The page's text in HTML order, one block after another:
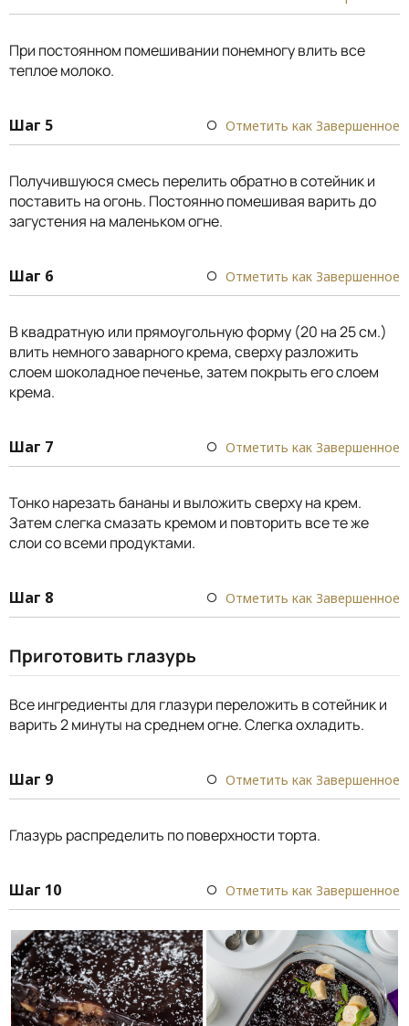
При постоянном помешивании понемногу влить все
теплое молоко.
Шаг 5 Отметить как Завершенное
Получившуюся смесь перелить обратно в сотейник и
поставить на огонь. Постоянно помешивая варить до
загустения на маленьком огне.
Шаг 6 Отметить как Завершенное
В квадратную или прямоугольную форму (20 на 25 см.)
влить немного заварного крема, сверху разложить
слоем шоколадное печенье, затем покрыть его слоем
крема.
Шаг 7 Отметить как Завершенное
Тонко нарезать бананы и выложить сверху на крем.
Затем слегка смазать кремом и повторить все те же
слои со всеми продуктами.
Шаг 8 Отметить как Завершенное
Приготовить глазурь
Все ингредиенты для глазури переложить в сотейник и
варить 2 минуты на среднем огне. Слегка охладить.
Шаг 9 Отметить как Завершенное
Глазурь распределить по поверхности торта.
Шаг 10 Отметить как Завершенное